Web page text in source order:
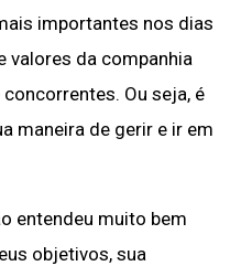
importantes nos dias
valores da companhia
Ou seja, é
maneira de gerir e ir em
entendeu muito bem
objetivos, sua